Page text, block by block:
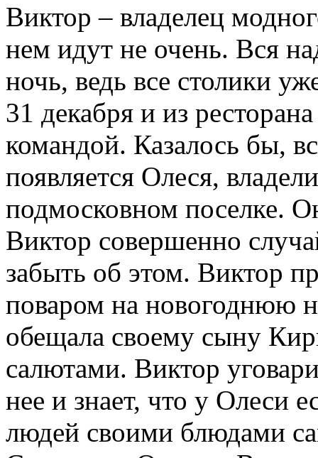
Виктор – владелец
нем идут не очень. Вся
ночь, ведь все столики
31 декабря и из
командой. Казалось бы,
появляется Олеся,
подмосковном поселке.
Виктор совершенно
забыть об этом. Виктор
поваром на новогоднюю
обещала своему сыну
салютами. Виктор
нее и знает, что у Олеси
людей своими блюдами